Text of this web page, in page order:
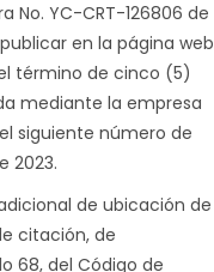
No. YC-CRT-126806 de
en la página web
término de cinco (5)
mediante la empresa
siguiente número de
2023.
de ubicación de
citación, de
68, del Código de